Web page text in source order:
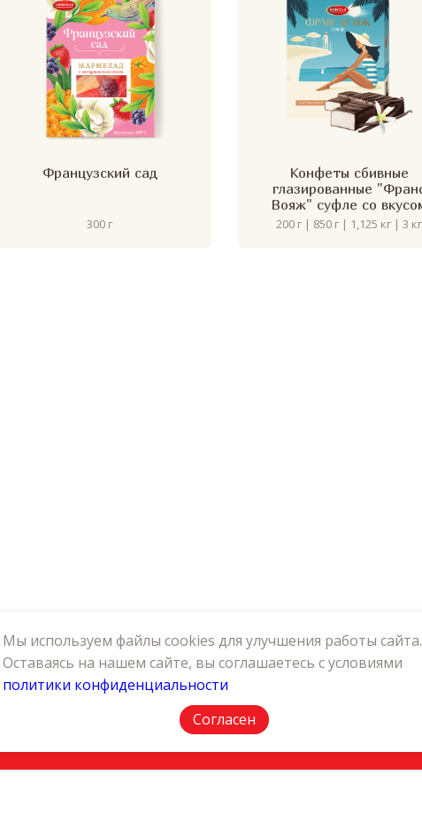
Французский сад
300 г
Конфеты сбивные
глазированные
Вояж" суфле со
ванили
200 г | 850 г | 1,125 кг | 3 кг
КОНТАКТЫ ПОЛИТИКА КОНФИДЕНЦИАЛЬНОСТИ
Мы используем файлы cookies для улучшения работы сайта.
Оставаясь на нашем сайте, вы соглашаетесь с условиями
политики конфиденциальности
Согласен